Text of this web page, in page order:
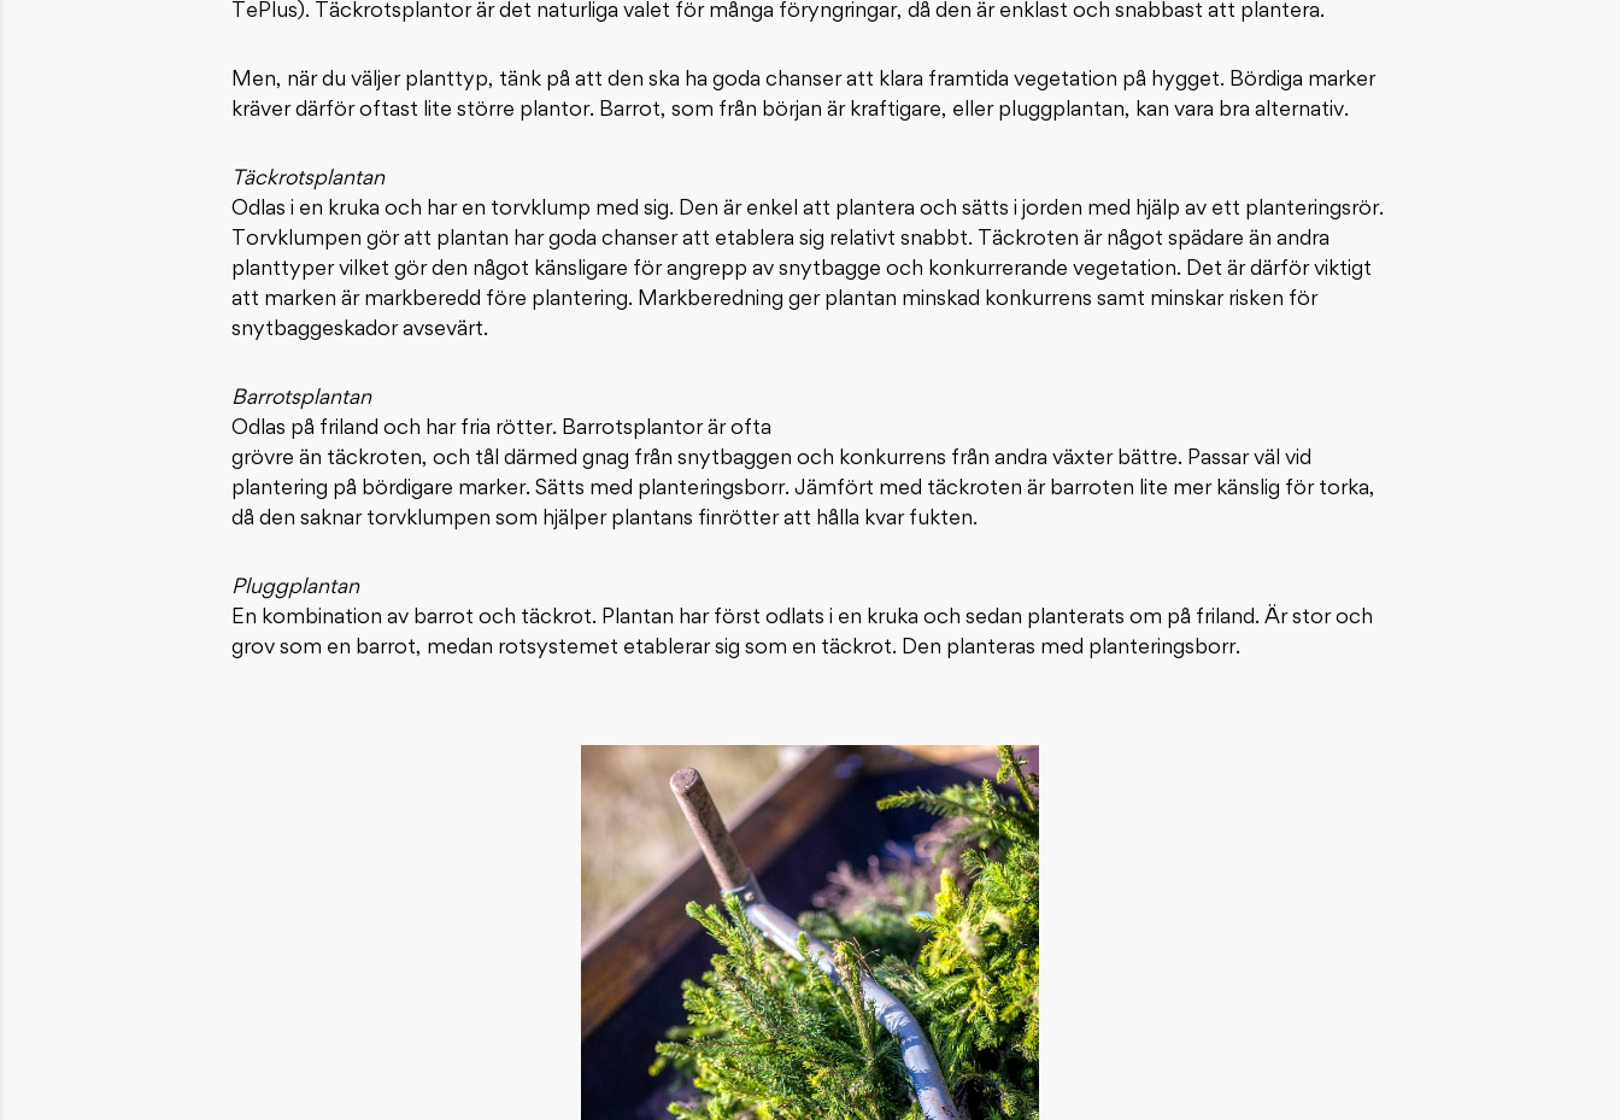
TePlus). Täckrotsplantor är det naturliga valet för många föryngringar, då den är enklast och snabbast att plantera.
Men, när du väljer planttyp, tänk på att den ska ha goda chanser att klara framtida vegetation på hygget. Bördiga marker
kräver därför oftast lite större plantor. Barrot, som från början är kraftigare, eller pluggplantan, kan vara bra alternativ.
Täckrotsplantan
Odlas i en kruka och har en torvklump med sig. Den är enkel att plantera och sätts i jorden med hjälp av ett planteringsrör.
Torvklumpen gör att plantan har goda chanser att etablera sig relativt snabbt. Täckroten är något spädare än andra
planttyper vilket gör den något känsligare för angrepp av snytbagge och konkurrerande vegetation. Det är därför viktigt
att marken är markberedd före plantering. Markberedning ger plantan minskad konkurrens samt minskar risken för
snytbaggeskador avsevärt.
Barrotsplantan
Odlas på friland och har fria rötter. Barrotsplantor är ofta
grövre än täckroten, och tål därmed gnag från snytbaggen och konkurrens från andra växter bättre. Passar väl vid
plantering på bördigare marker. Sätts med planteringsborr. Jämfört med täckroten är barroten lite mer känslig för torka,
då den saknar torvklumpen som hjälper plantans finrötter att hålla kvar fukten.
Pluggplantan
En kombination av barrot och täckrot. Plantan har först odlats i en kruka och sedan planterats om på friland. Är stor och
grov som en barrot, medan rotsystemet etablerar sig som en täckrot. Den planteras med planteringsborr.